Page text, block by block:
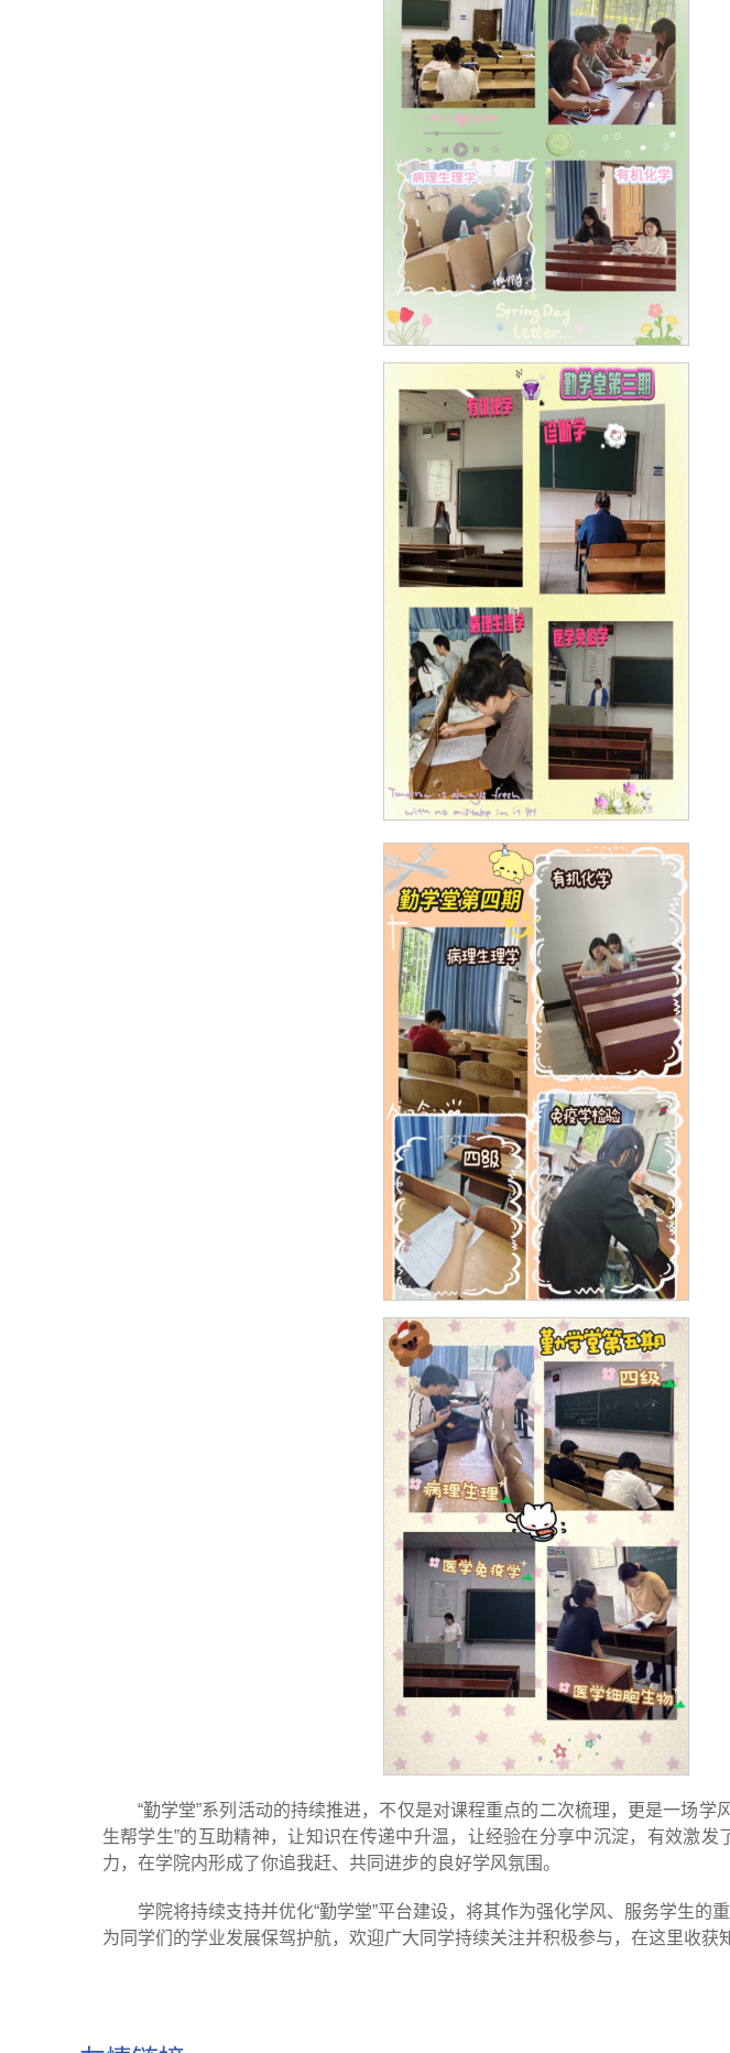
“勤学堂”系列活动的持续推进，不仅是对课程重点的二次梳理，更是一场学
生帮学生”的互助精神，让知识在传递中升温，让经验在分享中沉淀，有效激发
力，在学院内形成了你追我赶、共同进步的良好学风氛围。
学院将持续支持并优化“勤学堂”平台建设，将其作为强化学风、服务学生的
为同学们的学业发展保驾护航，欢迎广大同学持续关注并积极参与，在这里收获